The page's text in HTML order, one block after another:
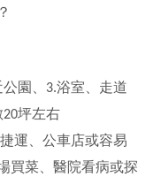
園、 3.浴室、走道
20坪左右
運、公車店或容易
買菜、醫院看病或探